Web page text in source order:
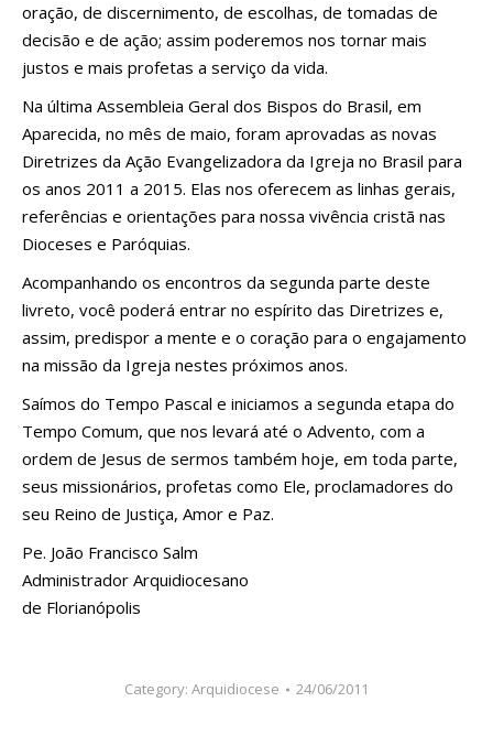
oração, de discernimento, de escolhas, de tomadas de
decisão e de ação; assim poderemos nos tornar mais
justos e mais profetas a serviço da vida.
Na última Assembleia Geral dos Bispos do Brasil, em
Aparecida, no mês de maio, foram aprovadas as novas
Diretrizes da Ação Evangelizadora da Igreja no Brasil para
os anos 2011 a 2015. Elas nos oferecem as linhas gerais,
referências e orientações para nossa vivência cristã nas
Dioceses e Paróquias.
Acompanhando os encontros da segunda parte deste
livreto, você poderá entrar no espírito das Diretrizes e,
assim, predispor a mente e o coração para o engajamento
na missão da Igreja nestes próximos anos.
Saímos do Tempo Pascal e iniciamos a segunda etapa do
Tempo Comum, que nos levará até o Advento, com a
ordem de Jesus de sermos também hoje, em toda parte,
seus missionários, profetas como Ele, proclamadores do
seu Reino de Justiça, Amor e Paz.
Pe. João Francisco Salm
Administrador Arquidiocesano
de Florianópolis
Category: Arquidiocese 24/06/2011